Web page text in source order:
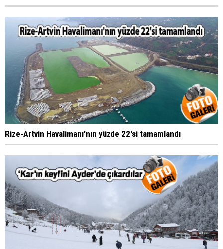
Rize-Artvin Havalimanı'nın yüzde 22'si tamamlandı